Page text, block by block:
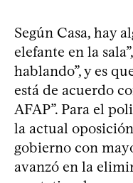
Según Casa, hay
elefante en la
hablando”, y es
está de acuerdo
AFAP”. Para el
la actual
gobierno con
avanzó en la